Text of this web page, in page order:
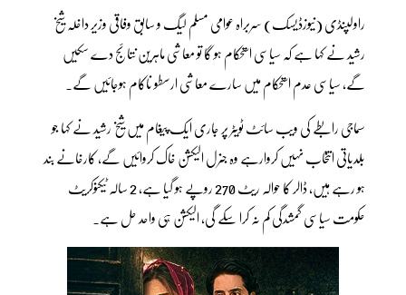
راولپنڈی (نیوزڈیسک) سربراہ عوامی مسلم لیگ و سابق وفاقی وزیر داخلہ شیخ
رشید نے کہا ہے کہ سیاسی استحکام ہو گا تو معاشی ماہرین نتائج دے سکیں
گے، سیاسی عدم استحکام میں سارے معاشی ارسطو ناکام ہوجائیں گے۔
سماجی رابطے کی ویب سائٹ ٹویٹر پر جاری ایک پیغام میں شیخ رشید نے کہا جو
بلدیاتی انتخاب نہیں کروارہے وہ جنرل الیکشن خاک کروائیں گے، کارخانے بند
ہو رہے ہیں، ڈالر کا حوالہ ریٹ 270 روپے ہو گیا ہے، 2 سالہ ٹیکنوکریٹ
حکومت سیاسی گمشدگی کم نہ کرا سکے گی، الیکشن ہی واحد حل ہے۔